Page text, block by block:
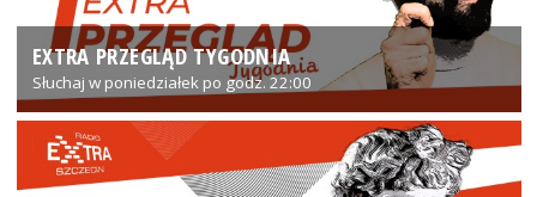
EXTRA PRZEGLĄD TYGODNIA
Słuchaj w poniedziałek po godz. 22:00